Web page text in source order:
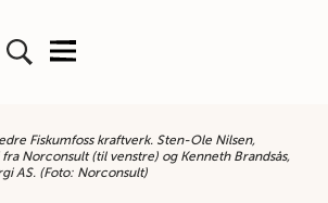
Fiskumfoss kraftverk. Sten-Ole Nilsen,
Norconsult (til venstre) og Kenneth Brandsås,
AS. (Foto: Norconsult)